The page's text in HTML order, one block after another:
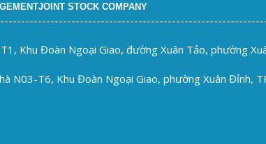
STOCK COMPANY
Khu Đoàn Ngoại Giao, đường Xuân Tảo, phường
N03-T6, Khu Đoàn Ngoại Giao, phường Xuân Đỉnh,